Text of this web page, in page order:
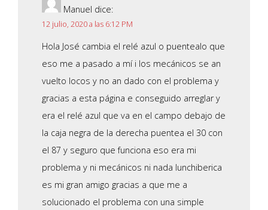
Manuel dice:
12 julio, 2020 a las 6:12 PM
Hola José cambia el relé azul o puentealo que
eso me a pasado a mí i los mecánicos se an
vuelto locos y no an dado con el problema y
gracias a esta página e conseguido arreglar y
era el relé azul que va en el campo debajo de
la caja negra de la derecha puentea el 30 con
el 87 y seguro que funciona eso era mi
problema y ni mecánicos ni nada lunchiberica
es mi gran amigo gracias a que me a
solucionado el problema con una simple